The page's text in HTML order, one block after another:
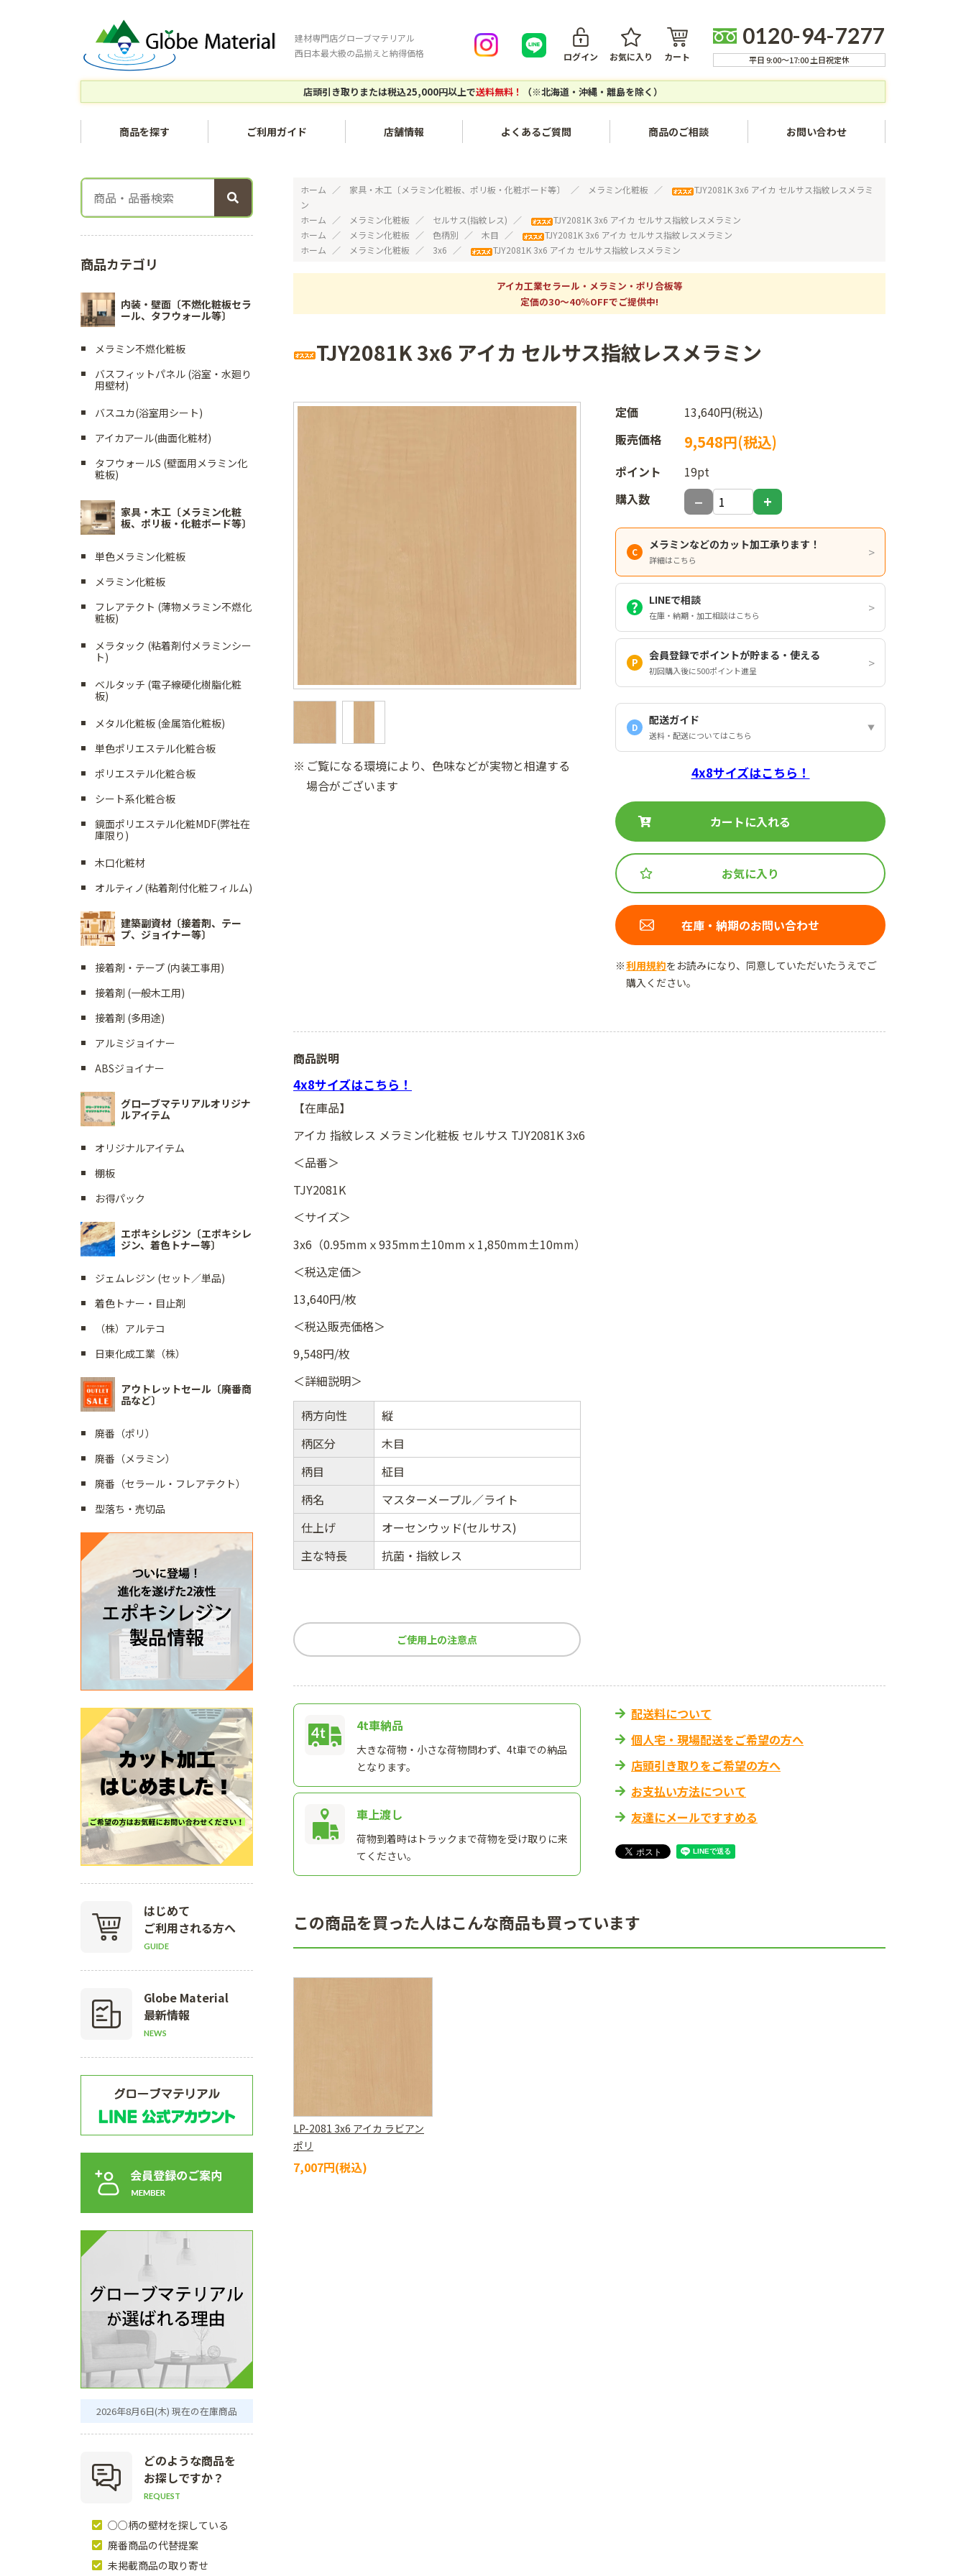
建材専門店グローブマテリアル
西日本最大級の品揃えと納得価格
ログイン お気に入り カート
0120-94-7277
平日 9:00～17:00 土日祝定休
店頭引き取りまたは税込25,000円以上で送料無料！ （※北海道・沖縄・離島を除く）
商品を探す
内装・壁面〔不燃化粧板セラ
家具・木工〔メラミン化粧
建築副資材〔接着剤、テー
プ、ジョイナー等〕
グローブマテリアルオリジナ
ルアイテム
アウトレットセール〔廃番商
品など〕
ご利用ガイド
会員登録について
ご注文キャンセルについて
ご注文の流れ
お支払い方法
対応エリア
配送について
個人宅・現場配送について
配送料について
返品について
店舗情報 よくあるご質問 商品のご相談 お問い合わせ
ホーム 家具・木工〔メラミン化粧板、ポリ板・化粧ボード等〕 メラミン化粧板
TJY2081K 3x6 アイカ セルサス指紋レスメラミ
ン
ホーム
メラミン化粧板 セルサス(指紋レス)
TJY2081K 3x6 アイカ セルサス指紋レスメラミン
ホーム
メラミン化粧板 色柄別 木目
TJY2081K 3x6 アイカ セルサス指紋レスメラミン
ホーム
メラミン化粧板 3x6 TJY2081K 3x6 アイカ セルサス指紋レスメラミン
アイカ工業セラール・メラミン・ポリ合板等
定価の30～40％OFFでご提供中!
TJY2081K 3x6 アイカ セルサス指紋レスメラミン
ご覧になる環境により、色味などが実物と相違する
場合がございます
定価
13,640円(税込)
販売価格
9,548円(税込)
ポイント
19pt
購入数
メラミンなどのカット加工承ります！
詳細はこちら
LINEで相談
在庫・納期・加工相談はこちら
会員登録でポイントが貯まる・使える
初回購入後に500ポイント進呈
D
配送ガイド
送料・配送についてはこちら
4x8サイズはこちら！
カートに入れる
お気に入り
在庫・納期のお問い合わせ
利用規約をお読みになり、同意していただいたうえでご
購入ください。
商品説明
4x8サイズはこちら！
【在庫品】
アイカ 指紋レス メラミン化粧板 セルサス TJY2081K 3x6
＜品番＞
TJY2081K
＜サイズ＞
3x6（0.95mmｘ935mm±10mmｘ1,850mm±10mm）
＜税込定価＞
13,640円/枚
＜税込販売価格＞
9,548円/枚
＜詳細説明＞
柄方向性
縦
柄区分
木目
柄目
柾目
柄名
マスターメープル／ライト
仕上げ
オーセンウッド(セルサス)
主な特長
抗菌・指紋レス
ご使用上の注意点
4t車納品
大きな荷物・小さな荷物問わず、4t車での納品
となります。
車上渡し
荷物到着時はトラックまで荷物を受け取りに来
てください。
配送料について
個人宅・現場配送をご希望の方へ
店頭引き取りをご希望の方へ
お支払い方法について
友達にメールですすめる
この商品を買った人はこんな商品も買っています
LP-2081 3x6 アイカ ラビアン
ポリ
7,007円(税込)
商品カテゴリ
内装・壁面〔不燃化粧板セラ
ール、タフウォール等〕
メラミン不燃化粧板
バスフィットパネル (浴室・水廻り
用壁材)
バスユカ(浴室用シート)
アイカアール(曲面化粧材)
タフウォールS (壁面用メラミン化
粧板)
家具・木工〔メラミン化粧
板、ポリ板・化粧ボード等〕
単色メラミン化粧板
メラミン化粧板
フレアテクト (薄物メラミン不燃化
粧板)
メラタック (粘着剤付メラミンシー
ト)
ベルタッチ (電子線硬化樹脂化粧
板)
メタル化粧板 (金属箔化粧板)
単色ポリエステル化粧合板
ポリエステル化粧合板
シート系化粧合板
鏡面ポリエステル化粧MDF(弊社在
庫限り)
木口化粧材
オルティノ(粘着剤付化粧フィルム)
建築副資材〔接着剤、テー
プ、ジョイナー等〕
接着剤・テープ (内装工事用)
接着剤 (一般木工用)
接着剤 (多用途)
アルミジョイナー
ABSジョイナー
グローブマテリアルオリジナ
ルアイテム
オリジナルアイテム
棚板
お得パック
エポキシレジン〔エポキシレ
ジン、着色トナー等〕
ジェムレジン (セット／単品)
着色トナー・目止剤
（株）アルテコ
日東化成工業（株）
アウトレットセール〔廃番商
品など〕
廃番（ポリ）
廃番（メラミン）
廃番（セラール・フレアテクト）
型落ち・売切品
はじめて
ご利用される方へ
GUIDE
Globe Material
最新情報
NEWS
2026年8月6日(木) 現在の在庫商品
どのような商品を
お探しですか？
REQUEST
○○柄の壁材を探している
廃番商品の代替提案
未掲載商品の取り寄せ